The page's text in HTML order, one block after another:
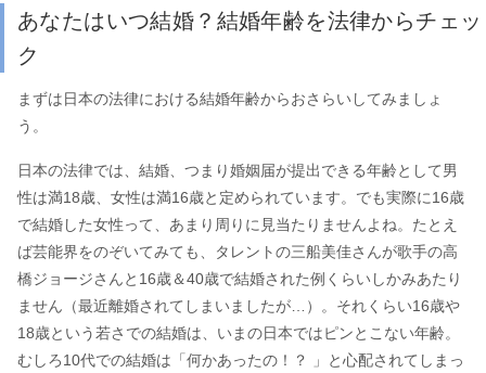
あなたはいつ結婚？結婚年齢を法律からチェッ
ク
まずは日本の法律における結婚年齢からおさらいしてみましょ
う。
日本の法律では、結婚、つまり婚姻届が提出できる年齢として男
性は満18歳、女性は満16歳と定められています。でも実際に16歳
で結婚した女性って、あまり周りに見当たりませんよね。たとえ
ば芸能界をのぞいてみても、タレントの三船美佳さんが歌手の高
橋ジョージさんと16歳＆40歳で結婚された例くらいしかみあたり
ません（最近離婚されてしまいましたが…）。それくらい16歳や
18歳という若さでの結婚は、いまの日本ではピンとこない年齢。
むしろ10代での結婚は「何かあったの！？ 」と心配されてしまっ